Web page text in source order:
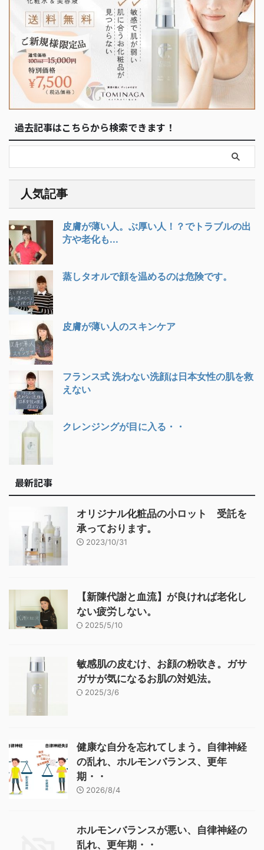
過去記事はこちらから検索できます！
人気記事
皮膚が薄い人。ぶ厚い人！？でトラブルの出
方や老化も...
蒸しタオルで顔を温めるのは危険です。
皮膚が薄い人のスキンケア
フランス式 洗わない洗顔は日本女性の肌を救
えない
クレンジングが目に入る・・
最新記事
オリジナル化粧品の小ロット 受託を
承っております。
2023/10/31
【新陳代謝と血流】が良ければ老化し
ない疲労しない。
2025/5/10
敏感肌の皮むけ、お顔の粉吹き。ガサ
ガサが気になるお肌の対処法。
2025/3/6
健康な自分を忘れてしまう。自律神経
の乱れ、ホルモンバランス、更年
期・・
2026/8/4
ホルモンバランスが悪い、自律神経の
乱れ、更年期・・